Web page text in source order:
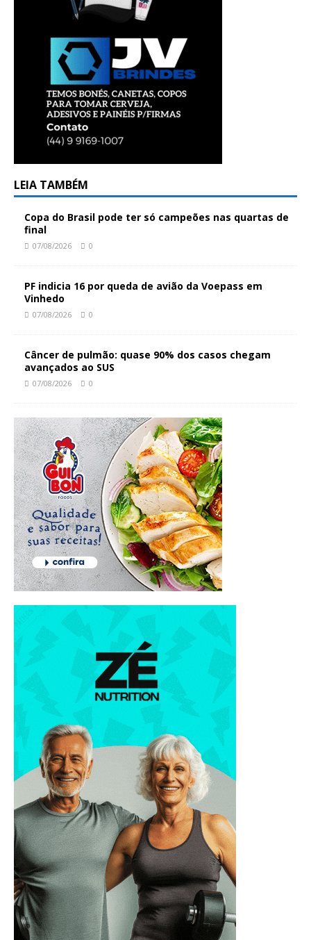
LEIA TAMBÉM
Copa do Brasil pode ter só campeões nas quartas de
final
07/08/2026 0
PF indicia 16 por queda de avião da Voepass em
Vinhedo
07/08/2026 0
Câncer de pulmão: quase 90% dos casos chegam
avançados ao SUS
07/08/2026 0